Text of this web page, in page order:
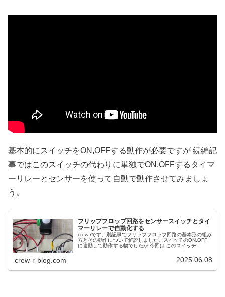
基本的にスイッチをON,OFFする動作が必要ですが 続編記
事ではこのスイッチの代わりに単独でON,OFFするタイマ
ーリレーとセンサーを使って自動で動作させてみましょ
う。
フリップフロップ回路をセンサースイッチとタイ
マーリレーで自動化する
crew-rです。別記事でフリップフロップ回路の基本形の組み
方とその動作について解説しました。スイッチのON,OFF
に連動して動作する物でしたが 今回は このスイッチ
crew-r-blog.com 2025.06.08